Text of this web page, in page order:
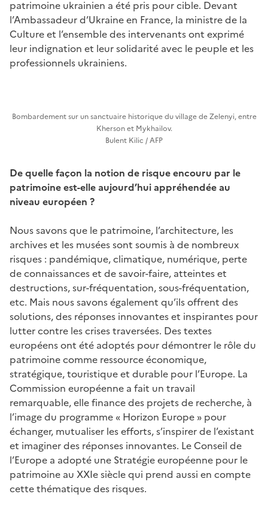
patrimoine ukrainien a été pris pour cible. Devant
l’Ambassadeur d’Ukraine en France, la ministre de la
Culture et l’ensemble des intervenants ont exprimé
leur indignation et leur solidarité avec le peuple et les
professionnels ukrainiens.
Bombardement sur un sanctuaire historique du village de Zelenyi, entre
Kherson et Mykhailov.
Bulent Kilic / AFP
De quelle façon la notion de risque encouru par le
patrimoine est-elle aujourd’hui appréhendée au
niveau européen ?
Nous savons que le patrimoine, l’architecture, les
archives et les musées sont soumis à de nombreux
risques : pandémique, climatique, numérique, perte
de connaissances et de savoir-faire, atteintes et
destructions, sur-fréquentation, sous-fréquentation,
etc. Mais nous savons également qu’ils offrent des
solutions, des réponses innovantes et inspirantes pour
lutter contre les crises traversées. Des textes
européens ont été adoptés pour démontrer le rôle du
patrimoine comme ressource économique,
stratégique, touristique et durable pour l’Europe. La
Commission européenne a fait un travail
remarquable, elle finance des projets de recherche, à
l’image du programme « Horizon Europe » pour
échanger, mutualiser les efforts, s’inspirer de l’existant
et imaginer des réponses innovantes. Le Conseil de
l’Europe a adopté une Stratégie européenne pour le
patrimoine au XXIe siècle qui prend aussi en compte
cette thématique des risques.